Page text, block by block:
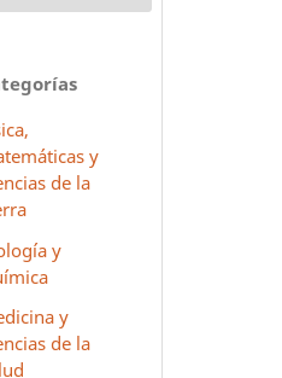
y
de la
y
y
de la